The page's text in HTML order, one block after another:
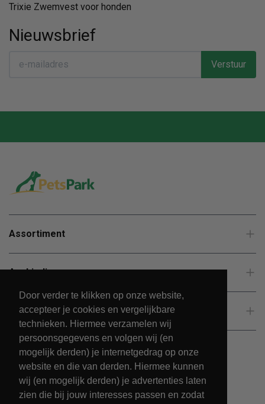
Door verder te klikken op onze website,
accepteer je cookies en vergelijkbare
technieken. Hiermee verzamelen wij
persoonsgegevens en volgen wij (en
mogelijk derden) je internetgedrag op onze
website en die van derden. Hiermee kunnen
wij (en mogelijk derden) je advertenties laten
zien die bij jouw interesses passen en zodat
Trixie Zwemvest voor honden
Nieuwsbrief
Verstuur
Assortiment
Aanbiedingen
Klantenservice